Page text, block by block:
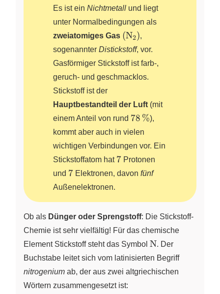
Es ist ein Nichtmetall und liegt
unter Normalbedingungen als
zweiatomiges Gas \left(
\ce{N2}
(NX
2),
sogenannter Distickstoff, vor.
Gasförmiger Stickstoff ist farb-,
geruch- und geschmacklos.
Stickstoff ist der
Hauptbestandteil der Luft (mit
einem Anteil von rund 78\,\%
78 %),
kommt aber auch in vielen
wichtigen Verbindungen vor. Ein
Stickstoffatom hat 7
7 Protonen
und 7
7 Elektronen, davon fünf
Außenelektronen.
Ob als Dünger oder Sprengstoff: Die Stickstoff-
Chemie ist sehr vielfältig! Für das chemische
Element Stickstoff steht das Symbol \ce{N}
N. Der
Buchstabe leitet sich vom latinisierten Begriff
nitrogenium ab, der aus zwei altgriechischen
Wörtern zusammengesetzt ist: